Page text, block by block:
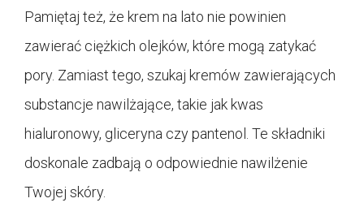
Pamiętaj też, że krem na lato nie powinien
zawierać ciężkich olejków, które mogą zatykać
pory. Zamiast tego, szukaj kremów zawierających
substancje nawilżające, takie jak kwas
hialuronowy, gliceryna czy pantenol. Te składniki
doskonale zadbają o odpowiednie nawilżenie
Twojej skóry.